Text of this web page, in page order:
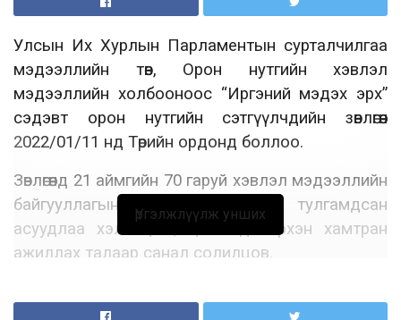
Улсын Их Хурлын Парламентын сурталчилгаа
мэдээллийн төв, Орон нутгийн хэвлэл
мэдээллийн холбооноос “Иргэний мэдэх эрх”
сэдэвт орон нутгийн сэтгүүлчдийн зөвлөгөөн
2022/01/11 нд Төрийн ордонд боллоо.
Зөвлөгөөнд 21 аймгийн 70 гаруй хэвлэл мэдээллийн
байгууллагын төлөөлөл оролцож, тулгамдсан
асуудлаа хэлэлцэж, цаашид хэрхэн хамтран
ажиллах талаар санал солилцов.
хэлтсийн дарга Т.Ихтамир оролцож, ХЭҮК-ын
Үргэлжлүүлж унших